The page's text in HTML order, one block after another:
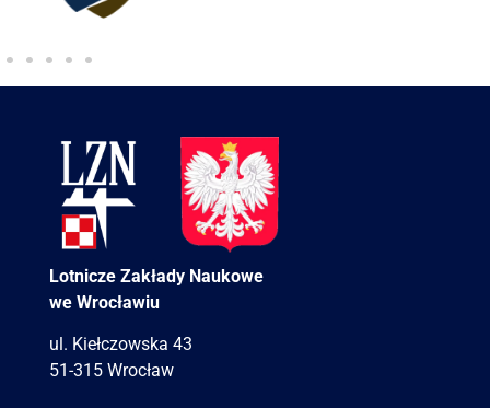
Lotnicze Zakłady Naukowe
we Wrocławiu
ul. Kiełczowska 43
51-315 Wrocław